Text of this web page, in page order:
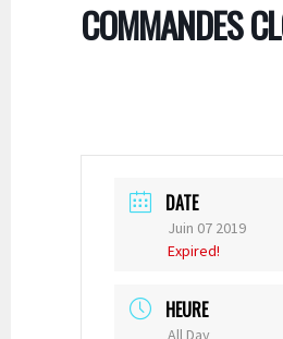
COMMANDES
DATE
Juin 07 2019
Expired!
HEURE
All Day